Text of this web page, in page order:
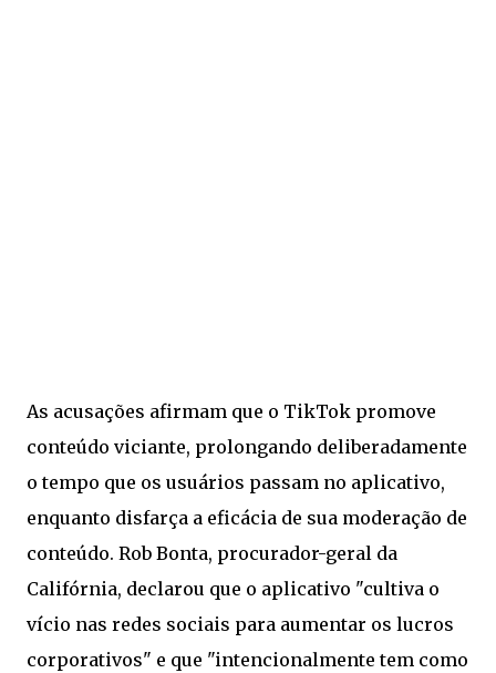
As acusações afirmam que o TikTok promove
conteúdo viciante, prolongando deliberadamente
o tempo que os usuários passam no aplicativo,
enquanto disfarça a eficácia de sua moderação de
conteúdo. Rob Bonta, procurador-geral da
Califórnia, declarou que o aplicativo "cultiva o
vício nas redes sociais para aumentar os lucros
corporativos" e que "intencionalmente tem como